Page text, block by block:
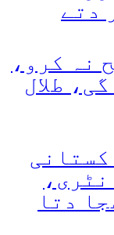
نہ کرو،
طلال
دتا